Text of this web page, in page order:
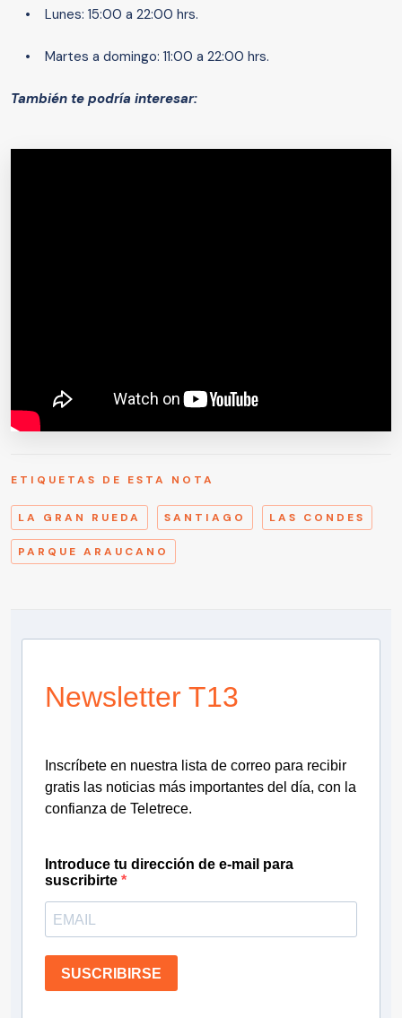
• Lunes: 15:00 a 22:00 hrs.
• Martes a domingo: 11:00 a 22:00 hrs.
También te podría interesar:
ETIQUETAS DE ESTA NOTA
LA GRAN RUEDA SANTIAGO LAS CONDES
PARQUE ARAUCANO
Newsletter T13
Inscríbete en nuestra lista de correo para recibir
gratis las noticias más importantes del día, con la
confianza de Teletrece.
Introduce tu dirección de e-mail para
suscribirte
SUSCRIBIRSE